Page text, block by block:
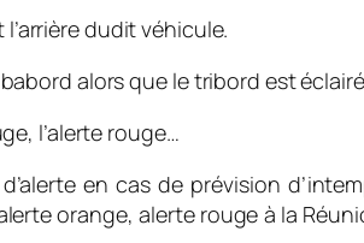
dudit véhicule.
alors que le tribord est
l’alerte rouge…
en cas de prévision
orange, alerte rouge à la